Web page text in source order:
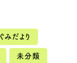
みだより
未分類